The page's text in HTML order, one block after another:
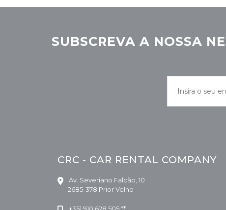
SUBSCREVA A NOSSA
CRC - CAR RENTAL COMPANY
Av. Severiano Falcão, 10
2685-378 Prior Velho